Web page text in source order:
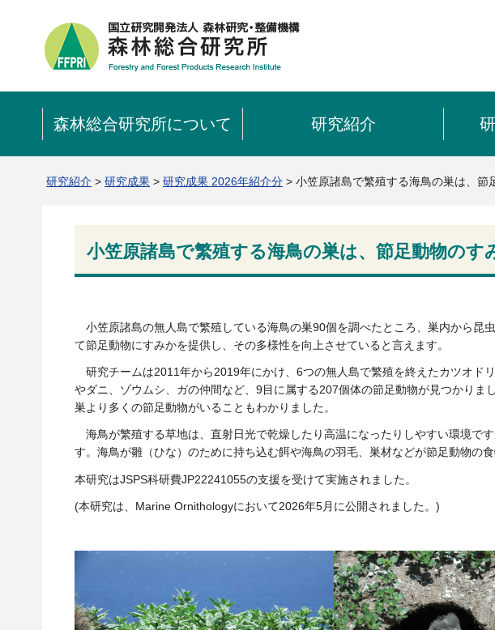
森林総合研究所について 研究紹介
研究紹介 > 研究成果 > 研究成果 2026年紹介分 > 小笠原諸島で繁殖する海鳥の巣は、節
小笠原諸島で繁殖する海鳥の巣は、節足動物のす
小笠原諸島の無人島で繁殖している海鳥の巣90個を調べたところ、巣内から
て節足動物にすみかを提供し、その多様性を向上させていると言えます。
研究チームは2011年から2019年にかけ、6つの無人島で繁殖を終えたカツオ
やダニ、ゾウムシ、ガの仲間など、9目に属する207個体の節足動物が見つかり
巣より多くの節足動物がいることもわかりました。
海鳥が繁殖する草地は、直射日光で乾燥したり高温になったりしやすい環境で
す。海鳥が雛（ひな）のために持ち込む餌や海鳥の羽毛、巣材などが節足動物の
本研究はJSPS科研費JP22241055の支援を受けて実施されました。
(本研究は、Marine Ornithologyにおいて2026年5月に公開されました。)